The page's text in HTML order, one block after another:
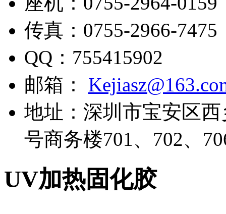
传真： 0755-2966-7475
QQ： 755415902
邮箱：
地址： 深圳市宝安区
号商务楼701、702、
UV加热固化胶